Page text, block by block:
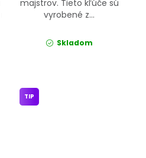
majstrov. Tieto kľúče sú
vyrobené z...
Skladom
TIP